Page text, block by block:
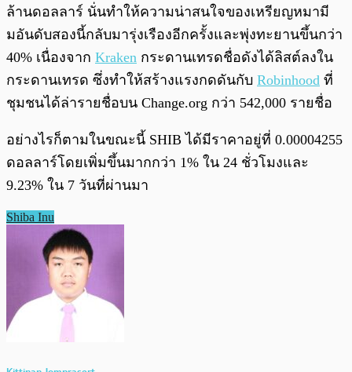
ล้านดอลลาร์ นั่นทำให้ความน่าสนใจของเหรียญหมามี
มอันดับสองนี้กลับมารุ่งเรืองอีกครั้งและพุ่งทะยานขึ้นกว่า
40% เนื่องจาก Kraken กระดานเทรดชื่อดังได้ลิสต์ลงใน
กระดานเทรด ซึ่งทำให้สร้างแรงกดดันกับ Robinhood ที่
ชุมชนได้ล่ารายชื่อบน Change.org กว่า 542,000 รายชื่อ
อย่างไรก็ตามในขณะนี้ SHIB ได้มีราคาอยู่ที่ 0.00004255
ดอลลาร์โดยเพิ่มขึ้นมากกว่า 1% ใน 24 ชั่วโมงและ
9.23% ใน 7 วันที่ผ่านมา
Shiba Inu